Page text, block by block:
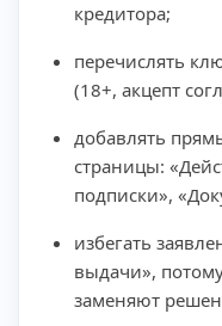
кредитора;
перечислять
(18+, акцепт
добавлять
страницы:
подписки»,
избегать
выдачи»,
заменяют